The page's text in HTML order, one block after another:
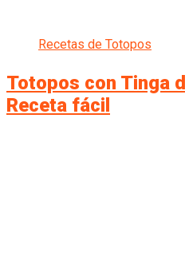
Recetas de Totopos
Totopos con Tinga
Receta fácil